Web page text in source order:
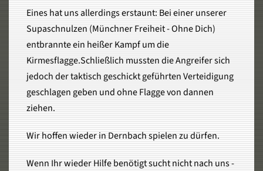
Eines hat uns allerdings erstaunt: Bei einer unserer
Supaschnulzen (Münchner Freiheit - Ohne Dich)
entbrannte ein heißer Kampf um die
Kirmesflagge.Schließlich mussten die Angreifer sich
jedoch der taktisch geschickt geführten Verteidigung
geschlagen geben und ohne Flagge von dannen
ziehen.
Wir hoffen wieder in Dernbach spielen zu dürfen.
Wenn Ihr wieder Hilfe benötigt sucht nicht nach uns -